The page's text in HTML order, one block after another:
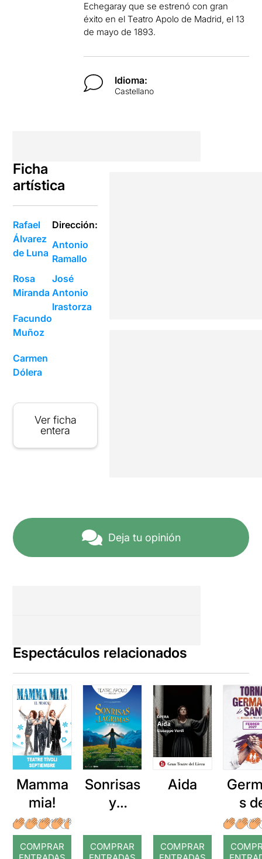
Echegaray que se estrenó con gran
éxito en el Teatro Apolo de Madrid, el 13
de mayo de 1893.
Idioma:
Castellano
Ficha
artística
Rafael
Álvarez
de Luna
Rosa
Miranda
Facundo
Muñoz
Carmen
Dólera
Dirección:
Antonio
Ramallo
José
Antonio
Irastorza
Ver ficha
entera
Deja tu opinión
Espectáculos relacionados
Mamma
mia!
COMPRAR
Sonrisas
y
COMPRAR
Aida
COMPRAR
s